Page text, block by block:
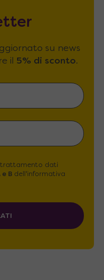
su news
il 5% di sconto.
trattamento dati
e B dell'informativa